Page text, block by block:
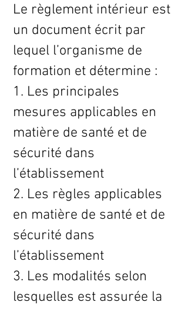
Le règlement intérieur est
un document écrit par
lequel l’organisme de
formation et détermine :
1. Les principales
mesures applicables en
matière de santé et de
sécurité dans
l’établissement
2. Les règles applicables
en matière de santé et de
sécurité dans
l’établissement
3. Les modalités selon
lesquelles est assurée la